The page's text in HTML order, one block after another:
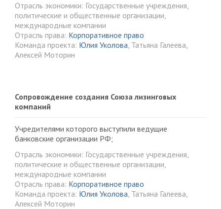
Отрасль экономики: Государственные учреждения,
политические и общественные организации,
международные компании
Отрасль права: Корпоративное право
Команда проекта: Юлия Уколова, Татьяна Галеева,
Алексей Моторин
Сопровождение создания Союза лизинговых
компаний
Учредителями которого выступили ведущие
банковские организации РФ;
Отрасль экономики: Государственные учреждения,
политические и общественные организации,
международные компании
Отрасль права: Корпоративное право
Команда проекта: Юлия Уколова, Татьяна Галеева,
Алексей Моторин